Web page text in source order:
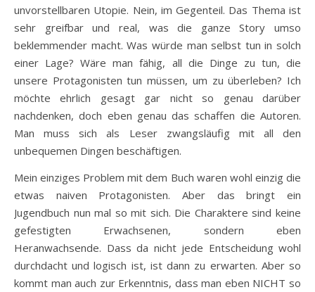
unvorstellbaren Utopie. Nein, im Gegenteil. Das Thema ist
sehr greifbar und real, was die ganze Story umso
beklemmender macht. Was würde man selbst tun in solch
einer Lage? Wäre man fähig, all die Dinge zu tun, die
unsere Protagonisten tun müssen, um zu überleben? Ich
möchte ehrlich gesagt gar nicht so genau darüber
nachdenken, doch eben genau das schaffen die Autoren.
Man muss sich als Leser zwangsläufig mit all den
unbequemen Dingen beschäftigen.
Mein einziges Problem mit dem Buch waren wohl einzig die
etwas naiven Protagonisten. Aber das bringt ein
Jugendbuch nun mal so mit sich. Die Charaktere sind keine
gefestigten Erwachsenen, sondern eben
Heranwachsende. Dass da nicht jede Entscheidung wohl
durchdacht und logisch ist, ist dann zu erwarten. Aber so
kommt man auch zur Erkenntnis, dass man eben NICHT so